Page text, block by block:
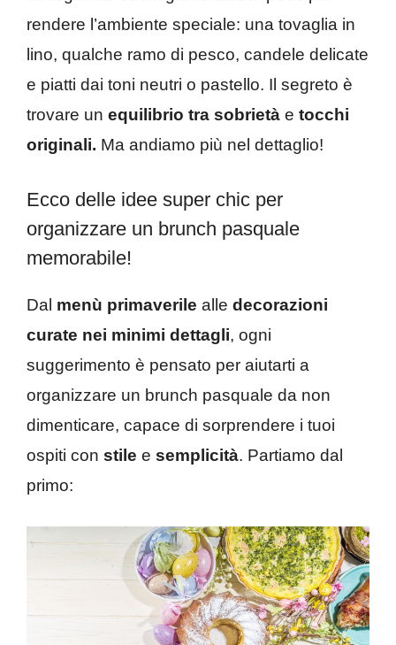
rendere l’ambiente speciale: una tovaglia in
lino, qualche ramo di pesco, candele delicate
e piatti dai toni neutri o pastello. Il segreto è
trovare un equilibrio tra sobrietà e tocchi
originali. Ma andiamo più nel dettaglio!
Ecco delle idee super chic per
organizzare un brunch pasquale
memorabile!
Dal menù primaverile alle decorazioni
curate nei minimi dettagli, ogni
suggerimento è pensato per aiutarti a
organizzare un brunch pasquale da non
dimenticare, capace di sorprendere i tuoi
ospiti con stile e semplicità. Partiamo dal
primo: